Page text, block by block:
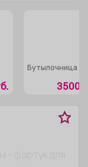
Бутылочница в
3500
- фартук для